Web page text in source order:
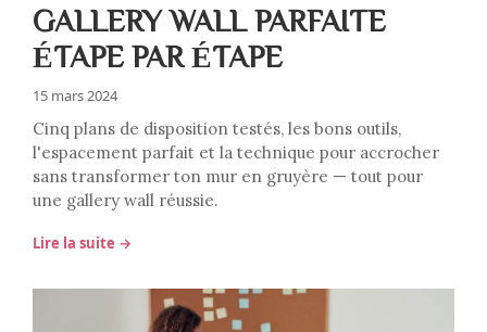
GALLERY WALL PARFAITE
ÉTAPE PAR ÉTAPE
15 mars 2024
Cinq plans de disposition testés, les bons outils,
l'espacement parfait et la technique pour accrocher
sans transformer ton mur en gruyère — tout pour
une gallery wall réussie.
Lire la suite →